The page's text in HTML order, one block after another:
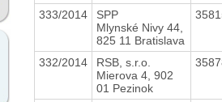
333/2014
SPP
Mlynské Nivy 44,
825 11 Bratislava
332/2014
RSB, s.r.o.
Mierova 4, 902
01 Pezinok